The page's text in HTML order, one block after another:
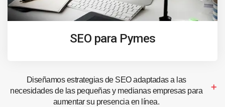
SEO para Pymes
Diseñamos estrategias de SEO adaptadas a las
necesidades de las pequeñas y medianas empresas para
aumentar su presencia en línea.